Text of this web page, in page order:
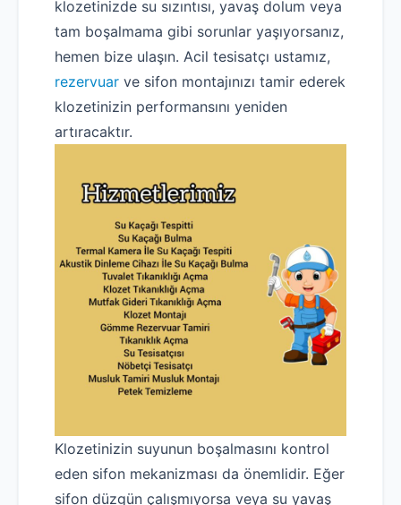
Robotla Tıkanıklık Açma
Su Kaçağı Tespiti
Profesyonel Petek Temizliği
Uzmana Sor
Hakkımızda
İletişim
klozetinizde su sızıntısı, yavaş dolum veya
tam boşalmama gibi sorunlar yaşıyorsanız,
hemen bize ulaşın. Acil tesisatçı ustamız,
rezervuar ve sifon montajınızı tamir ederek
klozetinizin performansını yeniden
artıracaktır.
Klozetinizin suyunun boşalmasını kontrol
eden sifon mekanizması da önemlidir. Eğer
sifon düzgün çalışmıyorsa veya su yavaş